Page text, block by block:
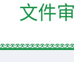
文件